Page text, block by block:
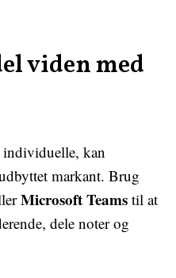
viden med
individuelle, kan
markant. Brug
Microsoft Teams til at
dele noter og